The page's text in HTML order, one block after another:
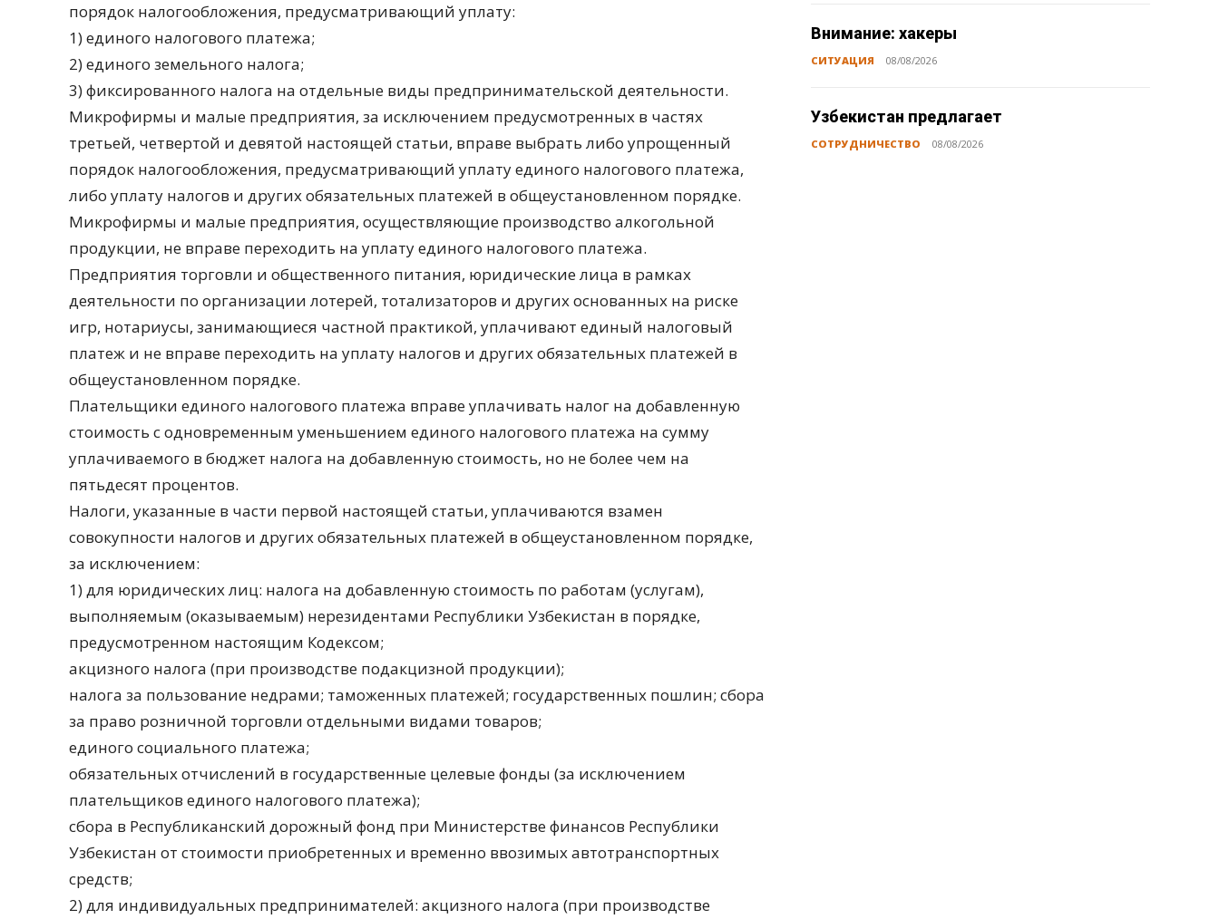
порядок налогообложения, предусматривающий уплату:
1) единого налогового платежа;
2) единого земельного налога;
3) фиксированного налога на отдельные виды предпринимательской деятельности.
Микрофирмы и малые предприятия, за исключением предусмотренных в частях
третьей, четвертой и девятой настоящей статьи, вправе выбрать либо упрощенный
порядок налогообложения, предусматривающий уплату единого налогового платежа,
либо уплату налогов и других обязательных платежей в общеустановленном порядке.
Микрофирмы и малые предприятия, осуществляющие производство алкогольной
продукции, не вправе переходить на уплату единого налогового платежа.
Предприятия торговли и общественного питания, юридические лица в рамках
деятельности по организации лотерей, тотализаторов и других основанных на риске
игр, нотариусы, занимающиеся частной практикой, уплачивают единый налоговый
платеж и не вправе переходить на уплату налогов и других обязательных платежей в
общеустановленном порядке.
Плательщики единого налогового платежа вправе уплачивать налог на добавленную
стоимость с одновременным уменьшением единого налогового платежа на сумму
уплачиваемого в бюджет налога на добавленную стоимость, но не более чем на
пятьдесят процентов.
Налоги, указанные в части первой настоящей статьи, уплачиваются взамен
совокупности налогов и других обязательных платежей в общеустановленном порядке,
за исключением:
1) для юридических лиц: налога на добавленную стоимость по работам (услугам),
выполняемым (оказываемым) нерезидентами Республики Узбекистан в порядке,
предусмотренном настоящим Кодексом;
акцизного налога (при производстве подакцизной продукции);
налога за пользование недрами; таможенных платежей; государственных пошлин; сбора
за право розничной торговли отдельными видами товаров;
единого социального платежа;
обязательных отчислений в государственные целевые фонды (за исключением
плательщиков единого налогового платежа);
сбора в Республиканский дорожный фонд при Министерстве финансов Республики
Узбекистан от стоимости приобретенных и временно ввозимых автотранспортных
средств;
2) для индивидуальных предпринимателей: акцизного налога (при производстве
Внимание: хакеры
СИТУАЦИЯ 08/08/2026
Узбекистан предлагает
СОТРУДНИЧЕСТВО 08/08/2026